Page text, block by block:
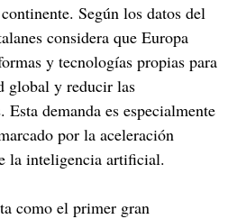
Según los datos del
considera que Europa
y tecnologías propias para
global y reducir las
Esta demanda es especialmente
por la aceleración
la inteligencia artificial.
como el primer gran